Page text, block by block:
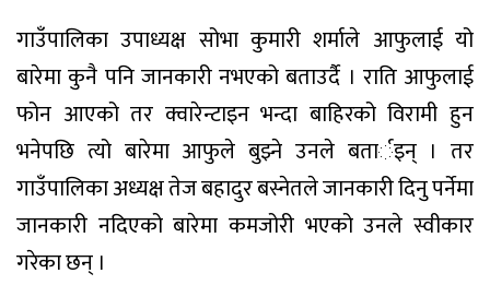
गाउँपालिका उपाध्यक्ष सोभा कुमारी शर्माले आफुलाई यो
बारेमा कुनै पनि जानकारी नभएको बताउर्दै । राति आफुलाई
फोन आएको तर क्वारेन्टाइन भन्दा बाहिरको विरामी हुन
भनेपछि त्यो बारेमा आफुले बुझ्ने उनले बतार्इन् । तर
गाउँपालिका अध्यक्ष तेज बहादुर बस्नेतले जानकारी दिनु पर्नेमा
जानकारी नदिएको बारेमा कमजोरी भएको उनले स्वीकार
गरेका छन् ।